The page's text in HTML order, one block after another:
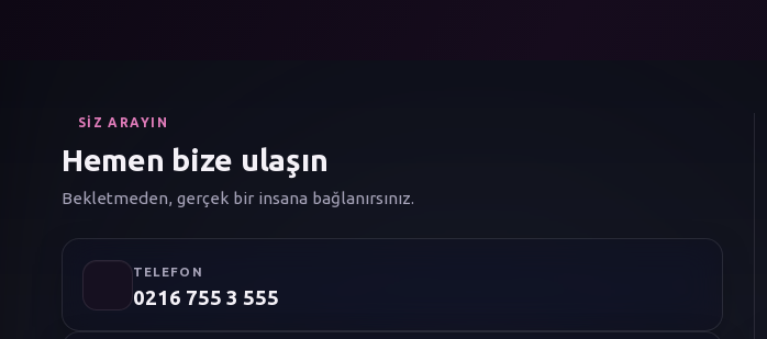
SIZ ARAYIN
Hemen bize ulaşın
Bekletmeden, gerçek bir insana bağlanırsınız.
TELEFON
0216 755 3 555